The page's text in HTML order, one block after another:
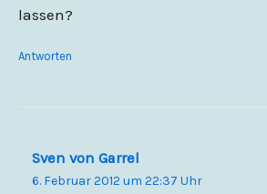
lassen?
Antworten
Sven von Garrel
6. Februar 2012 um 22:37 Uhr